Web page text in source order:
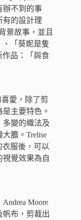
辦不到的事
有的設計理
景故事，並且
、「葵妮是隻
作品：「與食
喜愛，除了剪
主要特色。
多變的織法及
膽。Trelise
衣服後，可以
覺效果為自
Moore
帆布，剪裁出